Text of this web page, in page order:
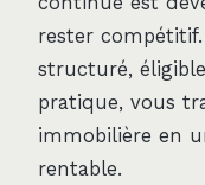
rester
structuré,
pratique, vous
immobilière en
rentable.